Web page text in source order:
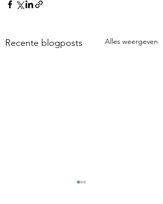
Recente blogposts Alles weergeven